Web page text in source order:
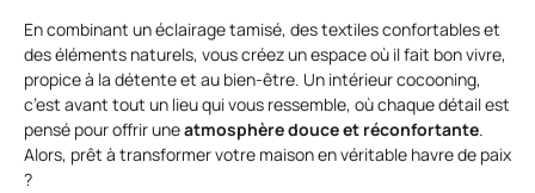
En combinant un éclairage tamisé, des textiles confortables et
des éléments naturels, vous créez un espace où il fait bon vivre,
propice à la détente et au bien-être. Un intérieur cocooning,
c’est avant tout un lieu qui vous ressemble, où chaque détail est
pensé pour offrir uneatmosphère douce et réconfortante.
Alors, prêt à transformer votre maison en véritable havre de paix
?